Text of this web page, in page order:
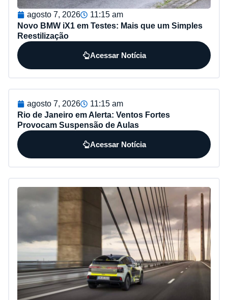
agosto 7, 2026
11:15 am
Novo BMW iX1 em Testes: Mais que um Simples
Reestilização
Acessar Notícia
agosto 7, 2026
11:15 am
Rio de Janeiro em Alerta: Ventos Fortes
Provocam Suspensão de Aulas
Acessar Notícia